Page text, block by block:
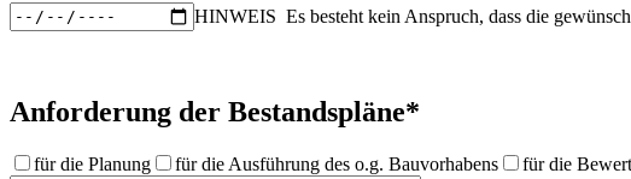
HINWEIS Es besteht kein Anspruch, dass die
Anforderung der Bestandspläne*
für die Planung für die Ausführung des o.g. Bauvorhabens für die